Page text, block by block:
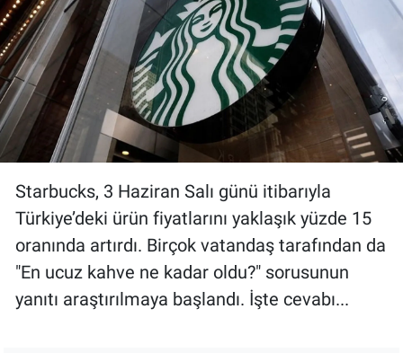
Starbucks, 3 Haziran Salı günü itibarıyla
Türkiye’deki ürün fiyatlarını yaklaşık yüzde 15
oranında artırdı. Birçok vatandaş tarafından da
"En ucuz kahve ne kadar oldu?" sorusunun
yanıtı araştırılmaya başlandı. İşte cevabı...
Gündem Özel
Günün görüntüsü
Haber
İlan
Kimdir
Koronavirüs